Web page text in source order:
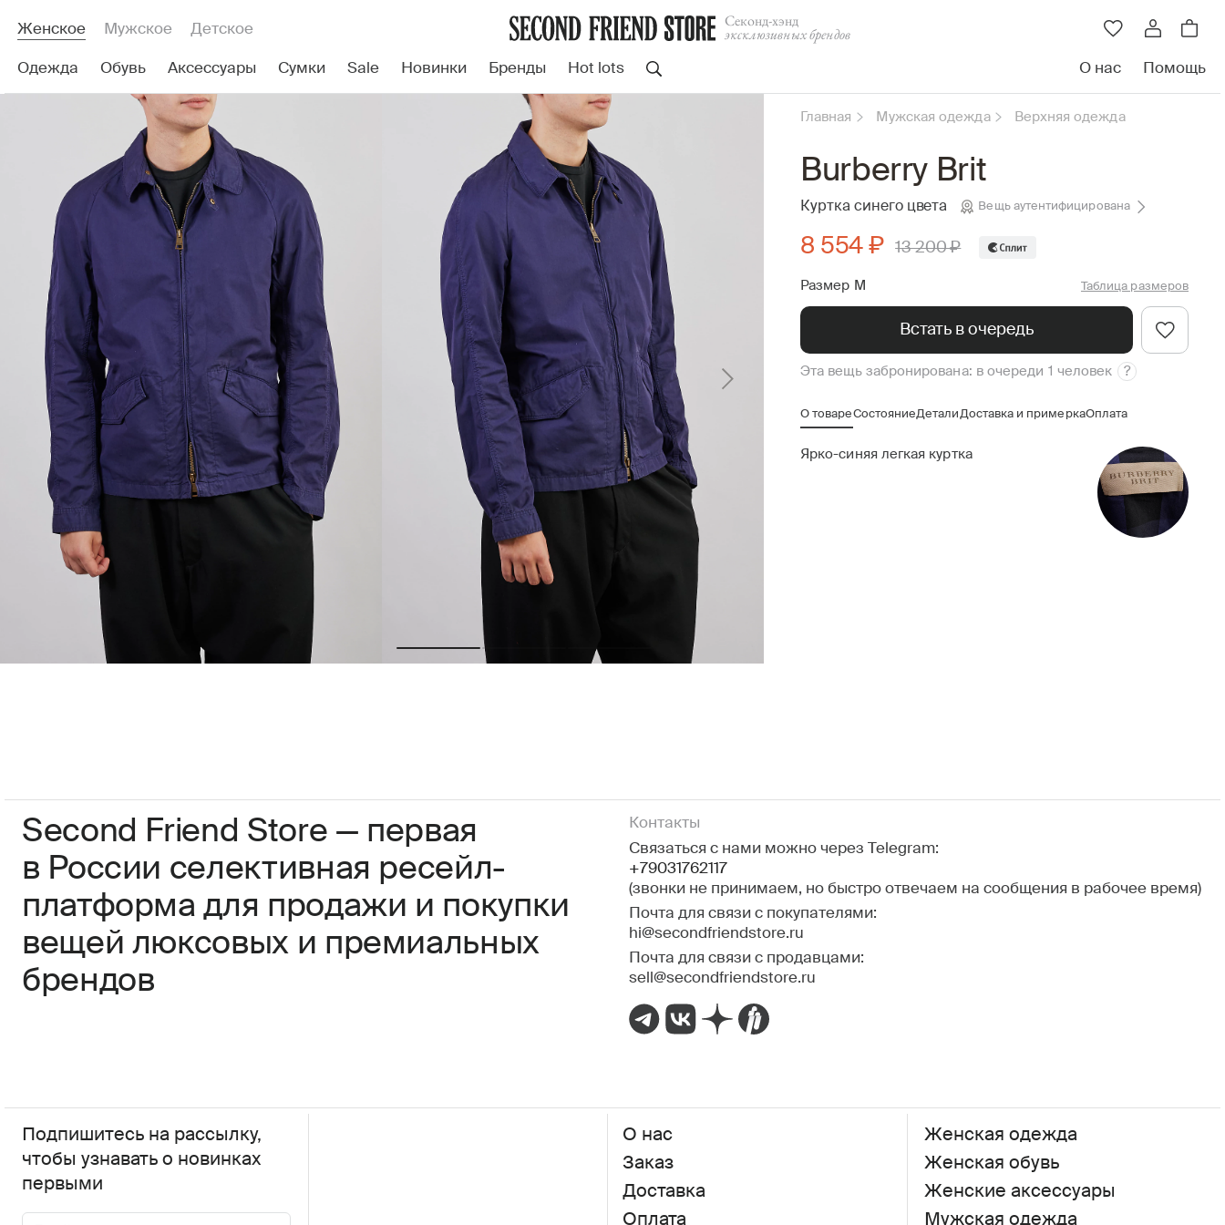
Женское Мужское Детское Cеконд-хэнд
эксклюзивных брендов
Одежда Обувь Аксессуары Сумки Sale Новинки Бренды Hot lots О нас Помощь
Главная Мужская одежда Верхняя одежда
Burberry Brit
Куртка синего цвета Вещь аутентифицирована
8 554 ₽ 13 200 ₽
Размер M Таблица размеров
Встать в очередь
Эта вещь забронирована: в очереди 1 человек ?
О товареСостояниеДеталиДоставка и примеркаОплата
Ярко-синяя легкая куртка
Second Friend Store — первая
в России селективная ресейл-
платформа для продажи и покупки
вещей люксовых и премиальных
брендов
Контакты
Связаться с нами можно через Telegram:
+79031762117
(звонки не принимаем, но быстро отвечаем на сообщения в рабочее время)
Почта для связи с покупателями:
hi@secondfriendstore.ru
Почта для связи с продавцами:
sell@secondfriendstore.ru
Подпишитесь на рассылку,
чтобы узнавать о новинках
первыми
О нас
Заказ
Доставка
Оплата
Женская одежда
Женская обувь
Женские аксессуары
Мужская одежда